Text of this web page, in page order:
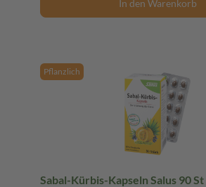
In den Warenkorb
Pflanzlich
Sabal-Kürbis-Kapseln Salus 90 St